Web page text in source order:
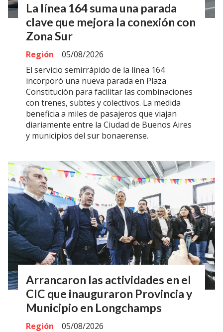
La línea 164 suma una parada
clave que mejora la conexión con
Zona Sur
Región
05/08/2026
El servicio semirrápido de la línea 164
incorporó una nueva parada en Plaza
Constitución para facilitar las combinaciones
con trenes, subtes y colectivos. La medida
beneficia a miles de pasajeros que viajan
diariamente entre la Ciudad de Buenos Aires
y municipios del sur bonaerense.
Arrancaron las actividades en el
CIC que inauguraron Provincia y
Municipio en Longchamps
Región
05/08/2026